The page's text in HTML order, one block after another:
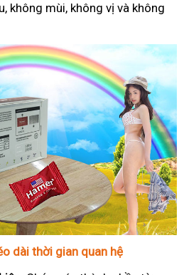
không mùi, không vị và không
dài thời gian quan hệ